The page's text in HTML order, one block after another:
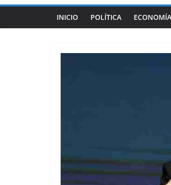
INICIO POLÍTICA ECONOMÍA